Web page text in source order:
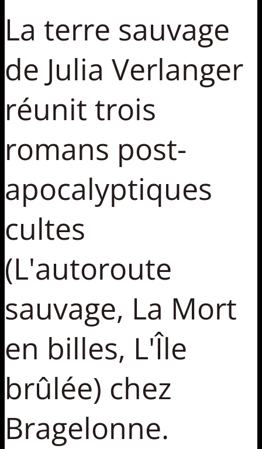
La terre sauvage
de Julia Verlanger
réunit trois
romans post-
apocalyptiques
cultes
(L'autoroute
sauvage, La Mort
en billes, L'Île
brûlée) chez
Bragelonne.